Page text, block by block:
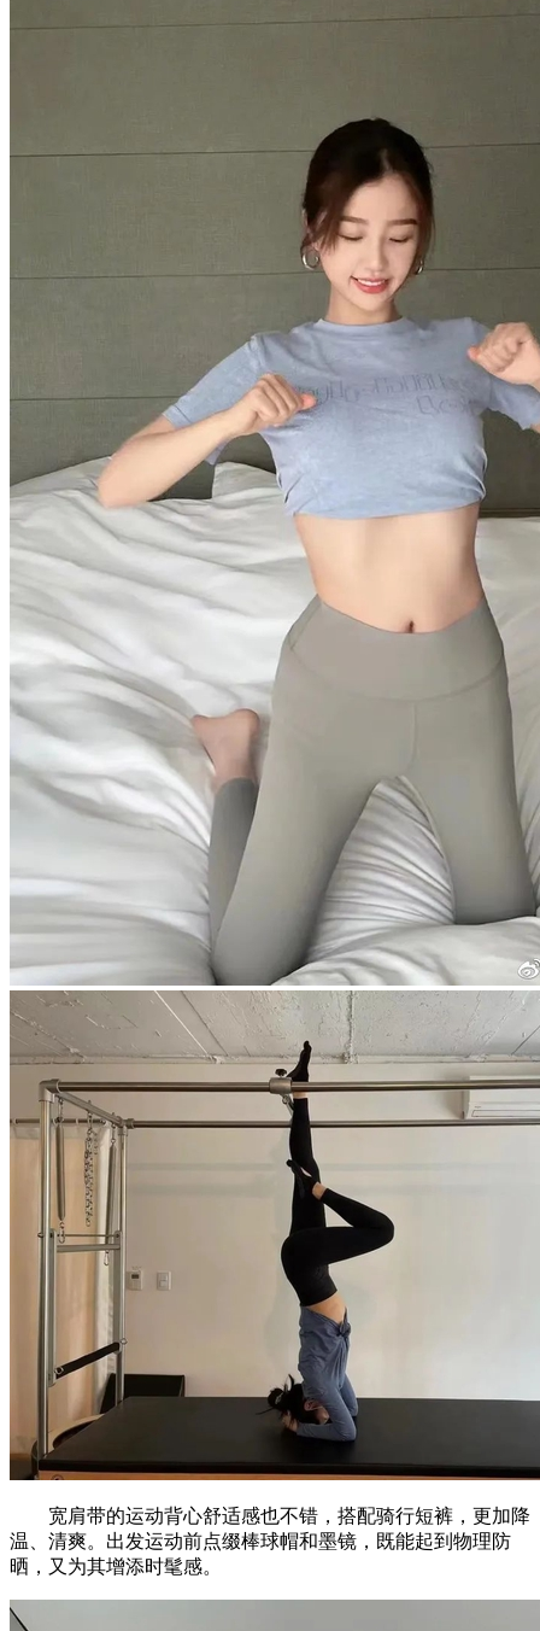
宽肩带的运动背心舒适感也不错，搭配骑行短裤，更加降
温、清爽。出发运动前点缀棒球帽和墨镜，既能起到物理防
晒，又为其增添时髦感。